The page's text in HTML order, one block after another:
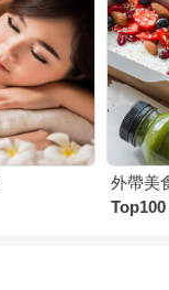
外帶美
Top100